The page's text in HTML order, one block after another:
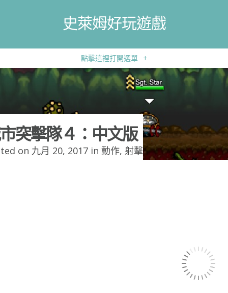
史萊姆好玩遊戲
點擊這裡打開選單 +
突擊隊４：中文版
on 九月 20, 2017 in 動作, 射擊